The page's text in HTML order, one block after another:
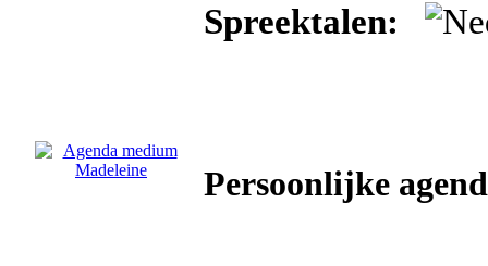
Spreektalen:
Persoonlijke